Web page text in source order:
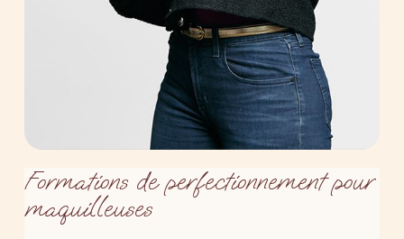
Formations de perfectionnement pour
maquilleuses